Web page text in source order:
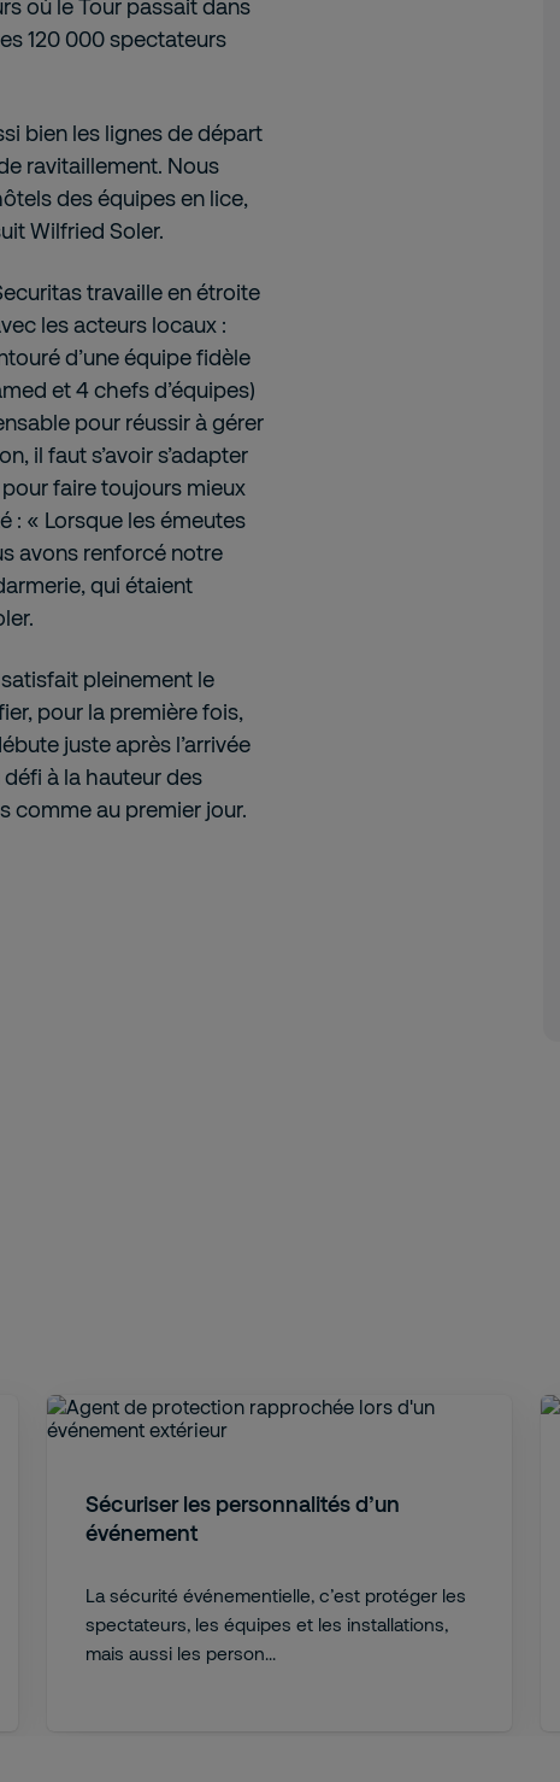
où le Tour passait dans
120 000 spectateurs
bien les lignes de départ
ravitaillement. Nous
des équipes en lice,
Wilfried Soler.
travaille en étroite
les acteurs locaux :
d’une équipe fidèle
et 4 chefs d’équipes)
pour réussir à gérer
il faut s’avoir s’adapter
faire toujours mieux
: « Lorsque les émeutes
avons renforcé notre
qui étaient
pleinement le
pour la première fois,
juste après l’arrivée
à la hauteur des
comme au premier jour.
Sécuriser les personnalités d’un
événement
La sécurité événementielle, c’est protéger les
spectateurs, les équipes et les installations,
mais aussi les person...